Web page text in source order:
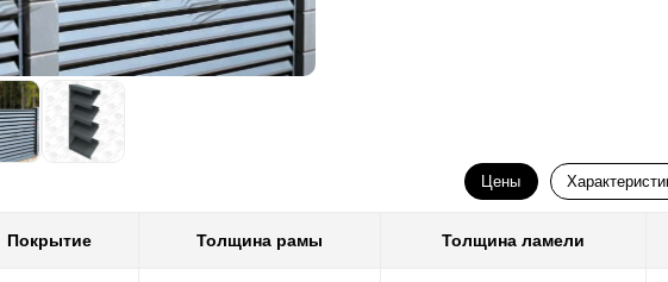
Цены
Покрытие Толщина рамы Толщина ламели